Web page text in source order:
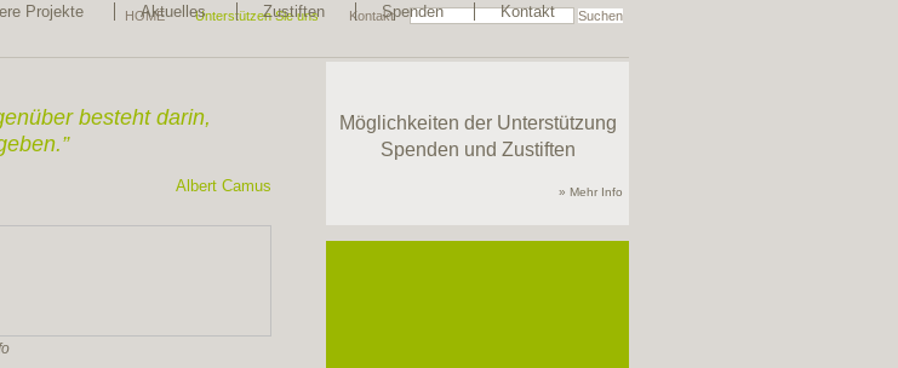
HOME Unterstützen Sie uns Kontakt
Projekte Aktuelles Zustiften Spenden Kontakt
besteht darin,
Albert Camus
Möglichkeiten der Unterstützung
Spenden und Zustiften
» Mehr Info